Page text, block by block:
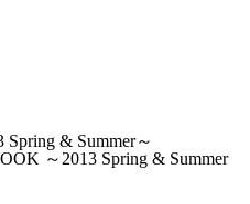
& Summer～
～2013 Spring & Summer